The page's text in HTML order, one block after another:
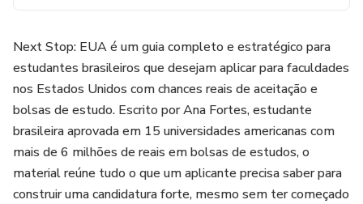
Next Stop: EUA é um guia completo e estratégico para
estudantes brasileiros que desejam aplicar para faculdades
nos Estados Unidos com chances reais de aceitação e
bolsas de estudo. Escrito por Ana Fortes, estudante
brasileira aprovada em 15 universidades americanas com
mais de 6 milhões de reais em bolsas de estudos, o
material reúne tudo o que um aplicante precisa saber para
construir uma candidatura forte, mesmo sem ter começado